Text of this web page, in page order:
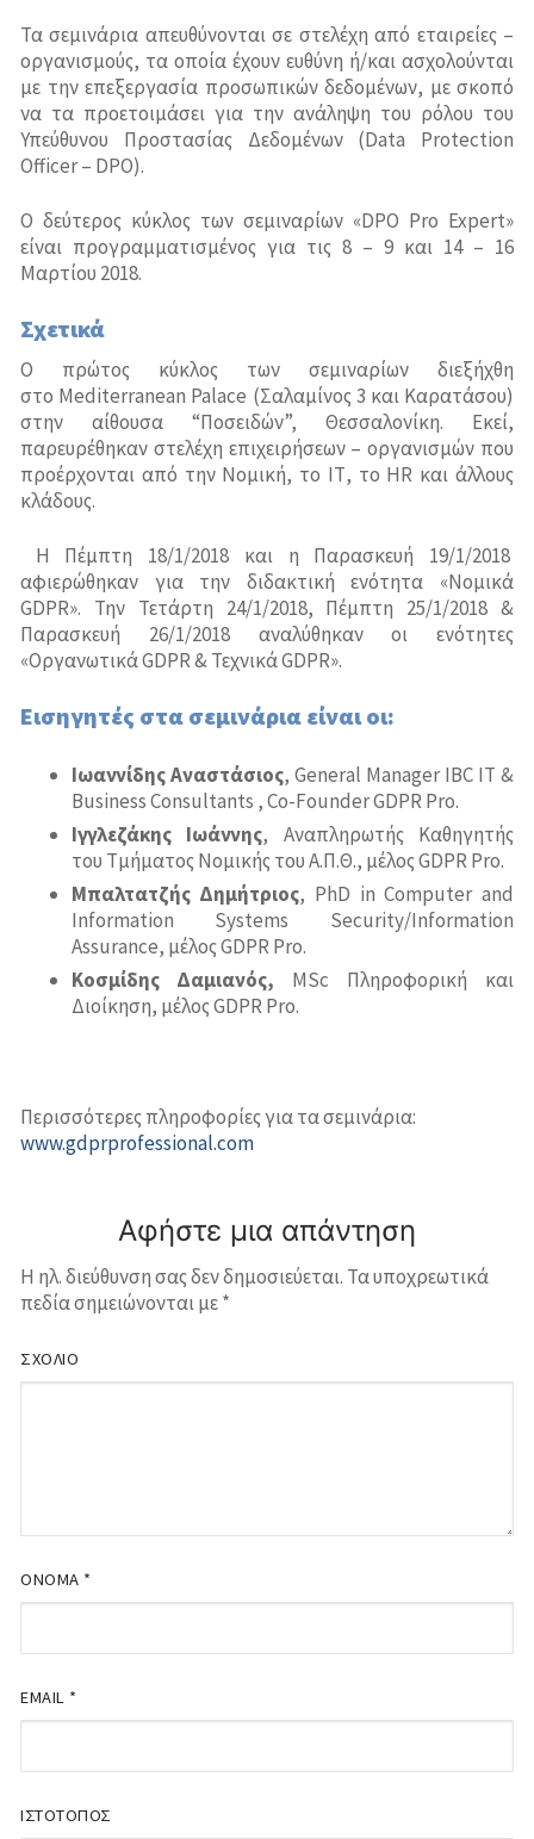
ISO 39001
Τα σεμινάρια απευθύνονται σε στελέχη από εταιρείες –
οργανισμούς, τα οποία έχουν ευθύνη ή/και ασχολούνται
με την επεξεργασία προσωπικών δεδομένων, με σκοπό
να τα προετοιμάσει για την ανάληψη του ρόλου του
Υπεύθυνου Προστασίας Δεδομένων (Data Protection
Officer – DPO).
Ο δεύτερος κύκλος των σεμιναρίων «DPO Pro Expert»
είναι προγραμματισμένος για τις 8 – 9 και 14 – 16
Μαρτίου 2018.
Σχετικά
Ο πρώτος κύκλος των σεμιναρίων διεξήχθη
στο Mediterranean Palace (Σαλαμίνος 3 και Καρατάσου)
στην αίθουσα “Ποσειδών”, Θεσσαλονίκη. Εκεί,
παρευρέθηκαν στελέχη επιχειρήσεων – οργανισμών που
προέρχονται από την Νομική, το ΙΤ, το HR και άλλους
κλάδους.
Η Πέμπτη 18/1/2018 και η Παρασκευή 19/1/2018
αφιερώθηκαν για την διδακτική ενότητα «Νομικά
GDPR». Την Τετάρτη 24/1/2018, Πέμπτη 25/1/2018 &
Παρασκευή 26/1/2018 αναλύθηκαν οι ενότητες
«Οργανωτικά GDPR & Τεχνικά GDPR».
Εισηγητές στα σεμινάρια είναι οι:
Ιωαννίδης Αναστάσιος, General Manager IBC IT &
Business Consultants , Co-Founder GDPR Pro.
Ιγγλεζάκης Ιωάννης, Αναπληρωτής Καθηγητής
του Τµήµατος Νοµικής του Α.Π.Θ., μέλος GDPR Pro.
Μπαλτατζής Δημήτριος, PhD in Computer and
Information Systems Security/Information
Assurance, μέλος GDPR Pro.
Κοσμίδης Δαμιανός, MSc Πληροφορική και
Διοίκηση, μέλος GDPR Pro.
Περισσότερες πληροφορίες για τα σεμινάρια:
www.gdprprofessional.com
Αφήστε μια απάντηση
Η ηλ. διεύθυνση σας δεν δημοσιεύεται. Τα υποχρεωτικά
πεδία σημειώνονται με*
ΣΧΌΛΙΟ
ΌΝΟΜΑ *
EMAIL *
ΙΣΤΌΤΟΠΟΣ